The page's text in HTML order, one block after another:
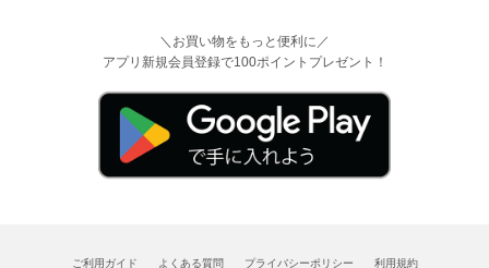
＼お買い物をもっと便利に／
アプリ新規会員登録で100ポイントプレゼント！
ご利用ガイド よくある質問 プライバシーポリシー 利用規約